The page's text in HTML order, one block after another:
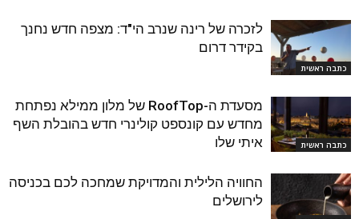
כתבה ראשית
לזכרה של רינה שנרב הי"ד: מצפה חדש נחנך
בקידר דרום
כתבה ראשית
מסעדת ה-RoofTop של מלון ממילא נפתחת
מחדש עם קונספט קולינרי חדש בהובלת השף
איתי שלו
החוויה הלילית והמדויקת שמחכה לכם בכניסה
לירושלים